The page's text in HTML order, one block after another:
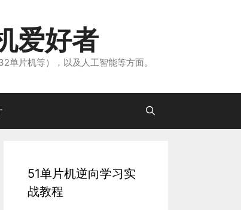
爱好者
片机等），以及人工智能等方面。
51单片机逆向学习实
战教程